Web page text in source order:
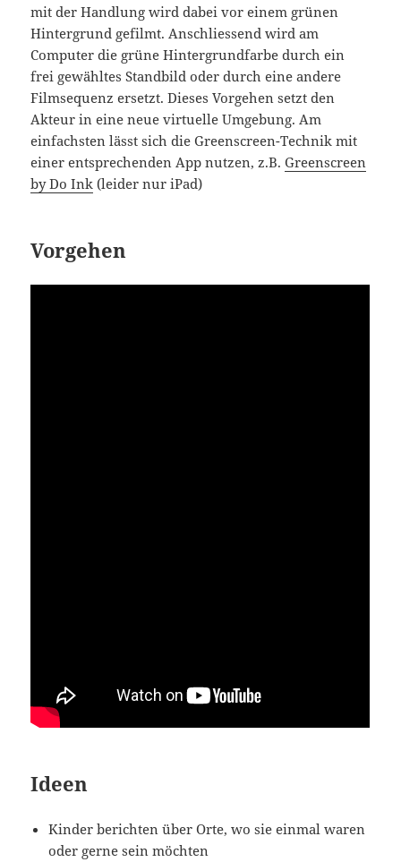
mit der Handlung wird dabei vor einem grünen
Hintergrund gefilmt. Anschliessend wird am
Computer die grüne Hintergrundfarbe durch ein
frei gewähltes Standbild oder durch eine andere
Filmsequenz ersetzt. Dieses Vorgehen setzt den
Akteur in eine neue virtuelle Umgebung. Am
einfachsten lässt sich die Greenscreen-Technik mit
einer entsprechenden App nutzen, z.B.Greenscreen
by Do Ink (leider nur iPad)
Vorgehen
Ideen
Kinder berichten über Orte, wo sie einmal waren
oder gerne sein möchten